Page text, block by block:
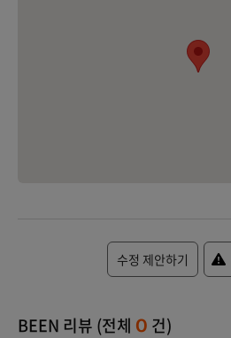
수정 제안하기
BEEN 리뷰 (전체 0 건)